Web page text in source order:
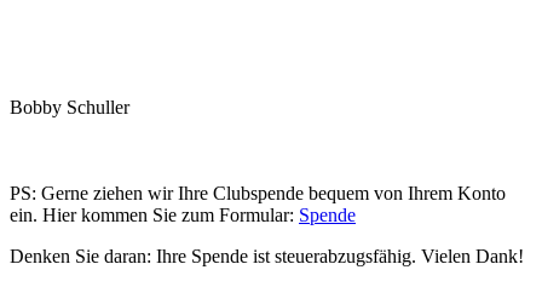
Bobby Schuller
PS: Gerne ziehen wir Ihre Clubspende bequem von Ihrem Konto
ein. Hier kommen Sie zum Formular: Spende
Denken Sie daran: Ihre Spende ist steuerabzugsfähig. Vielen Dank!